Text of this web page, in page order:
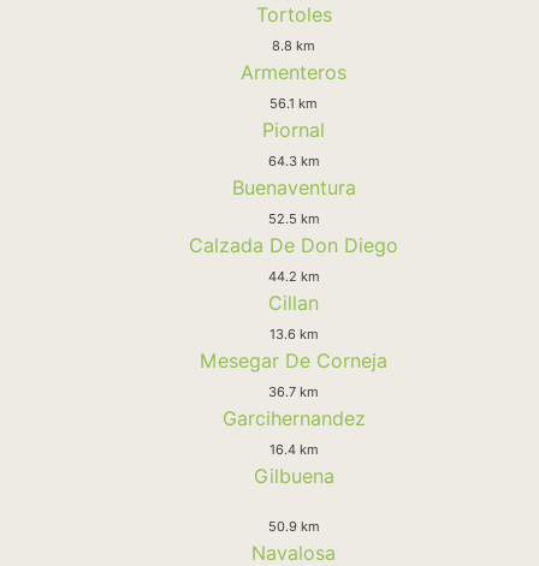
Tortoles
8.8 km
Armenteros
56.1 km
Piornal
64.3 km
Buenaventura
52.5 km
Calzada De Don Diego
44.2 km
Cillan
13.6 km
Mesegar De Corneja
36.7 km
Garcihernandez
16.4 km
Gilbuena
50.9 km
Navalosa